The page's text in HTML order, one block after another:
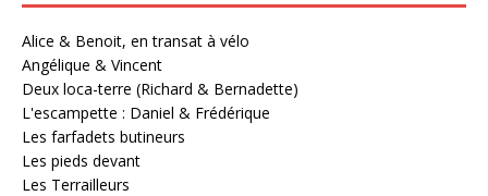
Alice & Benoit, en transat à vélo
Angélique & Vincent
Deux loca-terre (Richard & Bernadette)
L'escampette : Daniel & Frédérique
Les farfadets butineurs
Les pieds devant
Les Terrailleurs